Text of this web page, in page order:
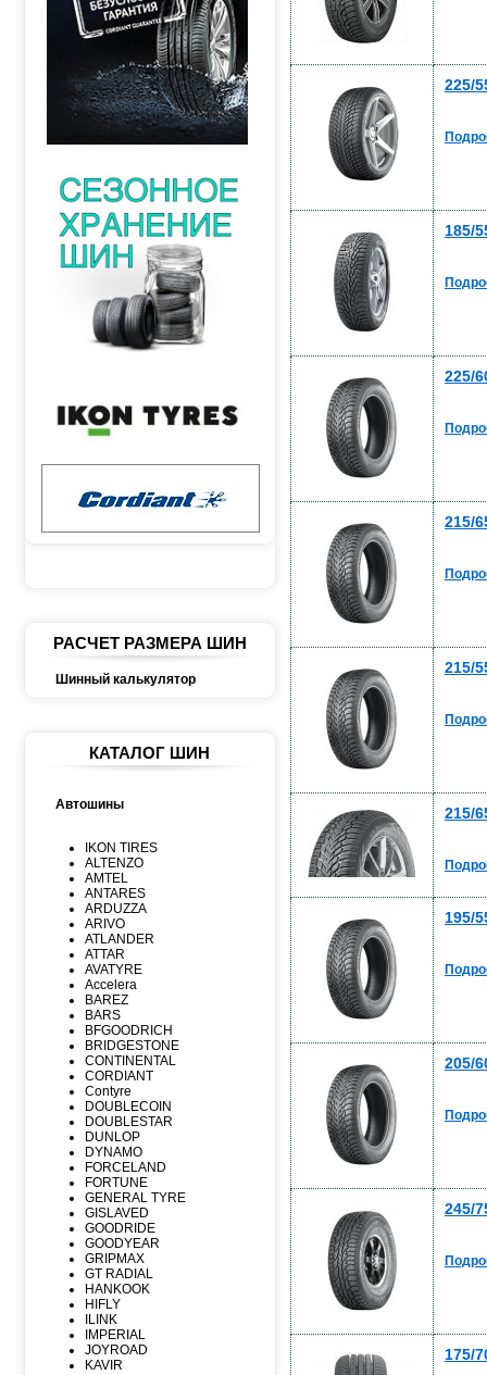
РАСЧЕТ РАЗМЕРА ШИН
Шинный калькулятор
КАТАЛОГ ШИН
Автошины
IKON TIRES
ALTENZO
AMTEL
ANTARES
ARDUZZA
ARIVO
ATLANDER
ATTAR
AVATYRE
Accelera
BAREZ
BARS
BFGOODRICH
BRIDGESTONE
CONTINENTAL
CORDIANT
Contyre
DOUBLECOIN
DOUBLESTAR
DUNLOP
DYNAMO
FORCELAND
FORTUNE
GENERAL TYRE
GISLAVED
GOODRIDE
GOODYEAR
GRIPMAX
GT RADIAL
HANKOOK
HIFLY
ILINK
IMPERIAL
JOYROAD
KAVIR
225/
185/
225/
215/
215/
215/
195/
205/
245/
175/